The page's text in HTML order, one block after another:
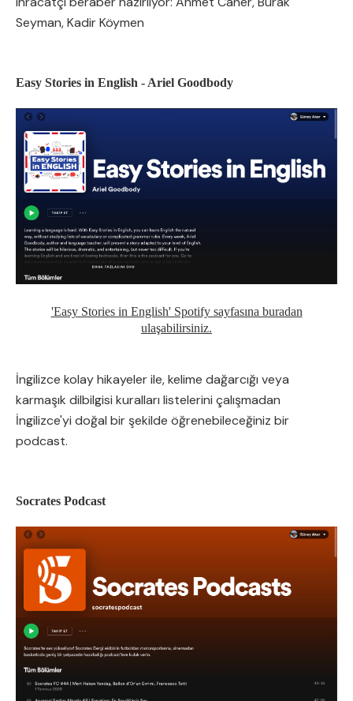
Seyman, Kadir Köymen
Easy Stories in English - Ariel Goodbody
'Easy Stories in English' Spotify sayfasına buradan
ulaşabilirsiniz.
İngilizce kolay hikayeler ile, kelime dağarcığı veya
karmaşık dilbilgisi kuralları listelerini çalışmadan
İngilizce'yi doğal bir şekilde öğrenebileceğiniz bir
podcast.
Socrates Podcast